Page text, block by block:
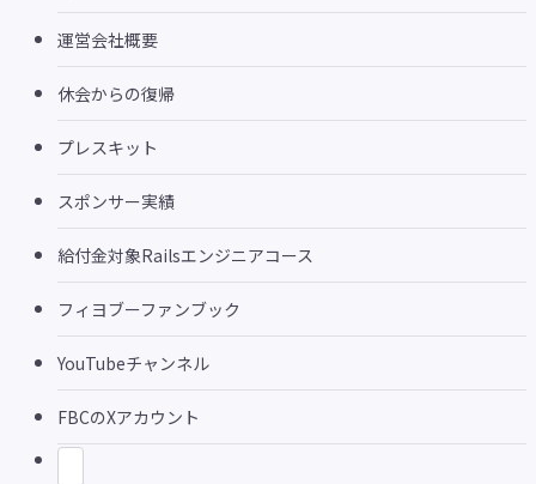
運営会社概要
休会からの復帰
プレスキット
スポンサー実績
給付金対象Railsエンジニアコース
フィヨブーファンブック
YouTubeチャンネル
FBCのXアカウント